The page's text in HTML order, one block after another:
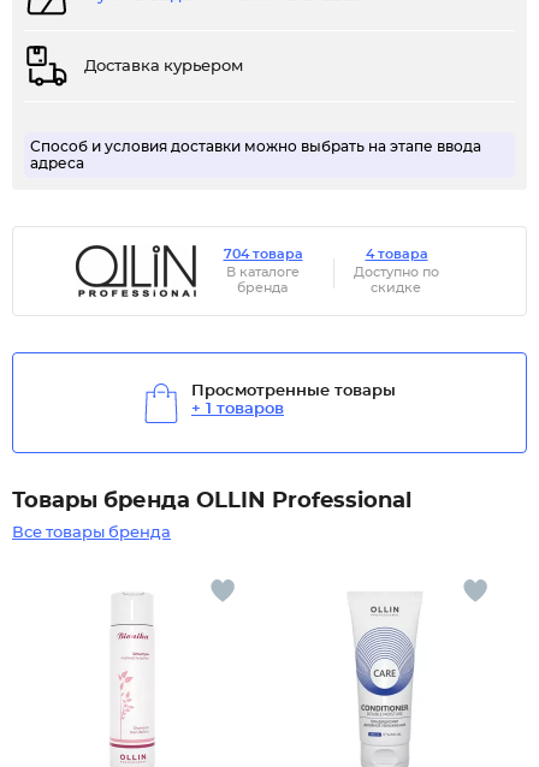
Доставка курьером
Способ и условия доставки можно выбрать на этапе ввода
адреса
704 товара
В каталоге
бренда
4 товара
Доступно по
скидке
Просмотренные товары
+ 1 товаров
Товары бренда OLLIN Professional
Все товары бренда